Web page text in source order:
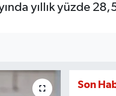
yıllık yüzde
Son